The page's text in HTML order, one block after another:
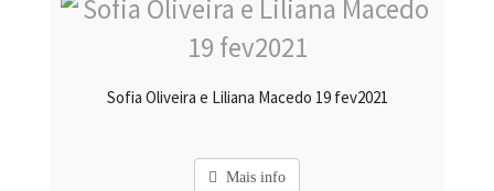
Sofia Oliveira e Liliana Macedo 19 fev2021
Mais info